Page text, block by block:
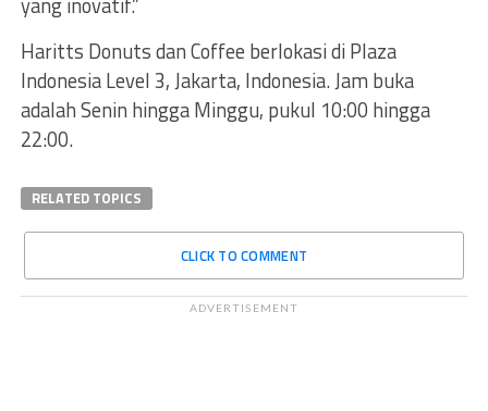
Haritts Donuts dan Coffee berlokasi di Plaza
Indonesia Level 3, Jakarta, Indonesia. Jam buka
adalah Senin hingga Minggu, pukul 10:00 hingga
22:00.
RELATED TOPICS
CLICK TO COMMENT
ADVERTISEMENT